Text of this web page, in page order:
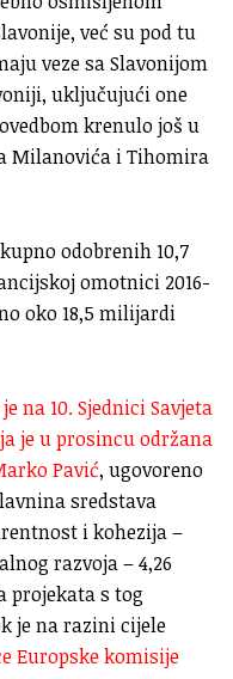
već su pod tu
veze sa Slavonijom
uključujući one
krenulo još u
Milanovića i Tihomira
odobrenih 10,7
omotnici 2016-
oko 18,5 milijardi
na 10. Sjednici Savjeta
je u prosincu održana
Pavić, ugovoreno
sredstava
i kohezija –
razvoja – 4,26
projekata s tog
je na razini cijele
Europske komisije